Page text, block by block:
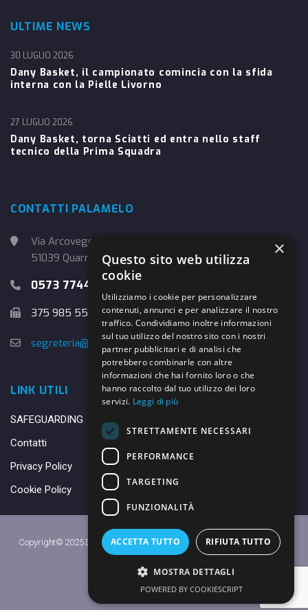
ULTIME NEWS
Dany Basket, il campionato comincia con la sfida
interna con la Pielle Livorno
30 LUGLIO 2026
Dany Basket, torna Sciatti ed entra nello staff
tecnico della Prima Squadra
27 LUGLIO 2026
CONTATTI PALAMELO
Via Arcoveggio, 4
51039 Quarrata (PT)
0573 774457
375 985 5526
segreteria@danybasket.it
LINK UTILI
SAFEGUARDING
Contatti
Privacy Policy
Cookie Policy
Copyright© 2025 DANY BASKET QUARRATA S.S.D.A.R.L. -Privacy Policy
Made with ♥ by
×
Questo sito web utilizza
cookie
Utilizziamo i cookie per personalizzare
contenuti, annunci e per analizzare il nostro
traffico. Condividiamo inoltre informazioni
sul tuo utilizzo del nostro sito con i nostri
partner pubblicitari e di analisi che
potrebbero combinarle con altre
informazioni che hai fornito loro o che
hanno raccolto dal tuo utilizzo dei loro
servizi. Leggi di più
STRETTAMENTE NECESSARI
PERFORMANCE
TARGETING
FUNZIONALITÀ
ACCETTA TUTTO RIFIUTA TUTTO
MOSTRA DETTAGLI
POWERED BY COOKIESCRIPT